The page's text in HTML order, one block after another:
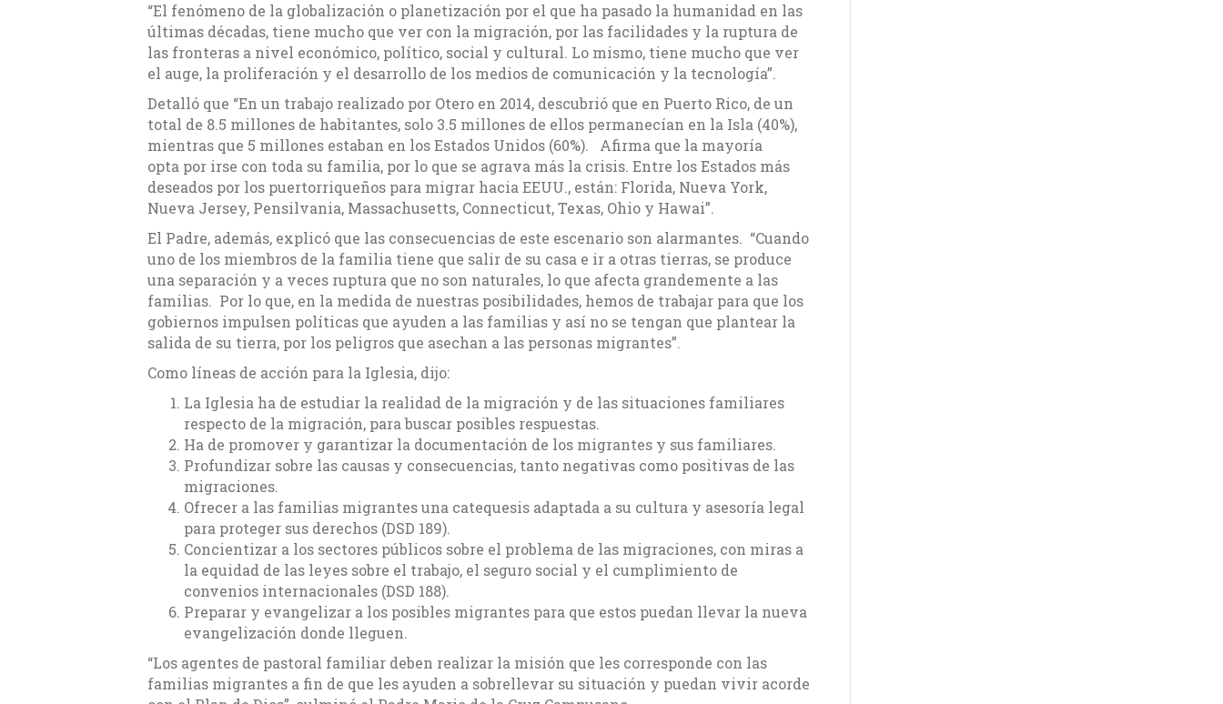
“El fenómeno de la globalización o planetización por el que ha pasado la humanidad en las
últimas décadas, tiene mucho que ver con la migración, por las facilidades y la ruptura de
las fronteras a nivel económico, político, social y cultural. Lo mismo, tiene mucho que ver
el auge, la proliferación y el desarrollo de los medios de comunicación y la tecnología”.
Detalló que “En un trabajo realizado por Otero en 2014, descubrió que en Puerto Rico, de un
total de 8.5 millones de habitantes, solo 3.5 millones de ellos permanecían en la Isla (40%),
mientras que 5 millones estaban en los Estados Unidos (60%). Afirma que la mayoría
opta por irse con toda su familia, por lo que se agrava más la crisis. Entre los Estados más
deseados por los puertorriqueños para migrar hacia EEUU., están: Florida, Nueva York,
Nueva Jersey, Pensilvania, Massachusetts, Connecticut, Texas, Ohio y Hawai”.
El Padre, además, explicó que las consecuencias de este escenario son alarmantes. “Cuando
uno de los miembros de la familia tiene que salir de su casa e ir a otras tierras, se produce
una separación y a veces ruptura que no son naturales, lo que afecta grandemente a las
familias. Por lo que, en la medida de nuestras posibilidades, hemos de trabajar para que los
gobiernos impulsen políticas que ayuden a las familias y así no se tengan que plantear la
salida de su tierra, por los peligros que asechan a las personas migrantes”.
Como líneas de acción para la Iglesia, dijo:
La Iglesia ha de estudiar la realidad de la migración y de las situaciones familiares
respecto de la migración, para buscar posibles respuestas.
Ha de promover y garantizar la documentación de los migrantes y sus familiares.
Profundizar sobre las causas y consecuencias, tanto negativas como positivas de las
migraciones.
Ofrecer a las familias migrantes una catequesis adaptada a su cultura y asesoría legal
para proteger sus derechos (DSD 189).
Concientizar a los sectores públicos sobre el problema de las migraciones, con miras a
la equidad de las leyes sobre el trabajo, el seguro social y el cumplimiento de
convenios internacionales (DSD 188).
Preparar y evangelizar a los posibles migrantes para que estos puedan llevar la nueva
evangelización donde lleguen.
“Los agentes de pastoral familiar deben realizar la misión que les corresponde con las
familias migrantes a fin de que les ayuden a sobrellevar su situación y puedan vivir acorde